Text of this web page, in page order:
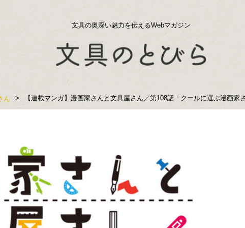
文具の奥深い魅力を伝えるWebマガジン
ん 【連載マンガ】漫画家さんと文具屋さん／第108話「クールに選ぶ漫画家